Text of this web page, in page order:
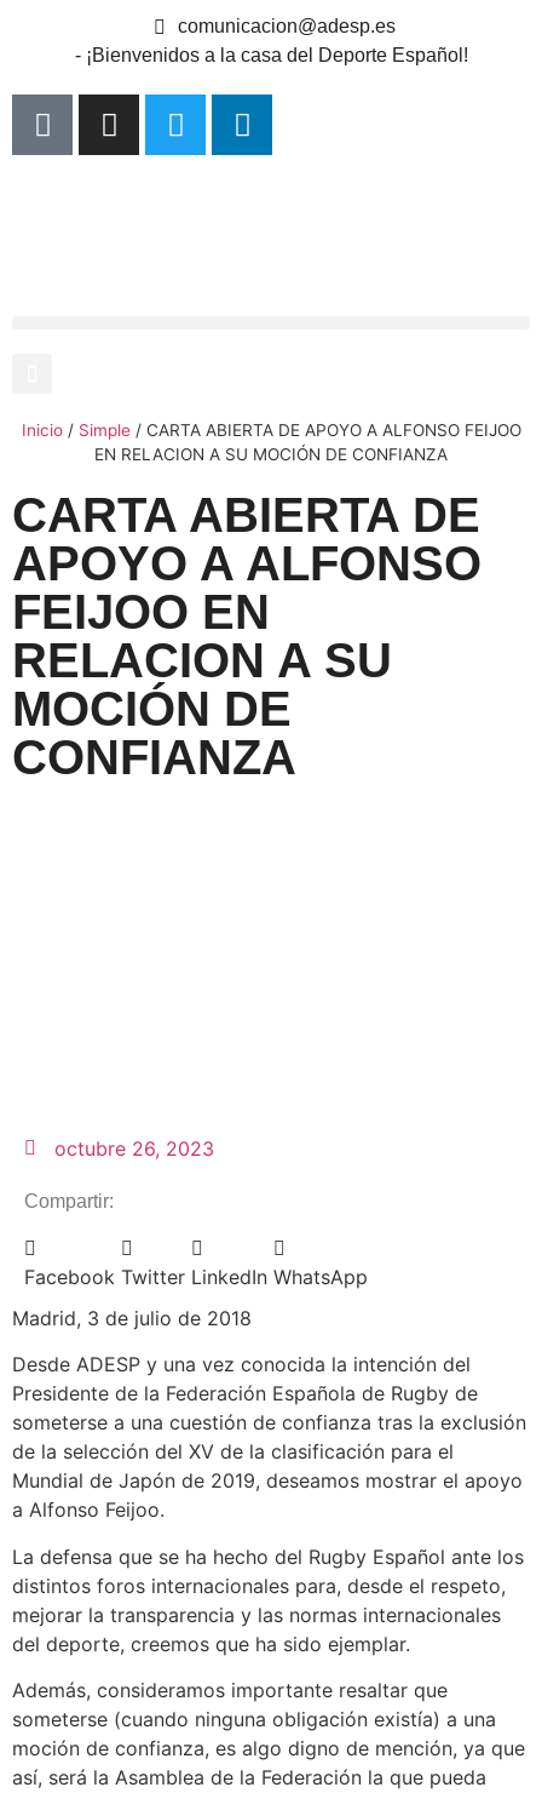
comunicacion@adesp.es
- ¡Bienvenidos a la casa del Deporte Español!
Inicio/ Simple/ CARTA ABIERTA DE APOYO A ALFONSO FEIJOO
EN RELACION A SU MOCIÓN DE CONFIANZA
CARTA ABIERTA DE
APOYO A ALFONSO
FEIJOO EN
RELACION A SU
MOCIÓN DE
CONFIANZA
octubre 26, 2023
Compartir:
Facebook Twitter LinkedIn WhatsApp
Madrid, 3 de julio de 2018
Desde ADESP y una vez conocida la intención del
Presidente de la Federación Española de Rugby de
someterse a una cuestión de confianza tras la exclusión
de la selección del XV de la clasificación para el
Mundial de Japón de 2019, deseamos mostrar el apoyo
a Alfonso Feijoo.
La defensa que se ha hecho del Rugby Español ante los
distintos foros internacionales para, desde el respeto,
mejorar la transparencia y las normas internacionales
del deporte, creemos que ha sido ejemplar.
Además, consideramos importante resaltar que
someterse (cuando ninguna obligación existía) a una
moción de confianza, es algo digno de mención, ya que
así, será la Asamblea de la Federación la que pueda